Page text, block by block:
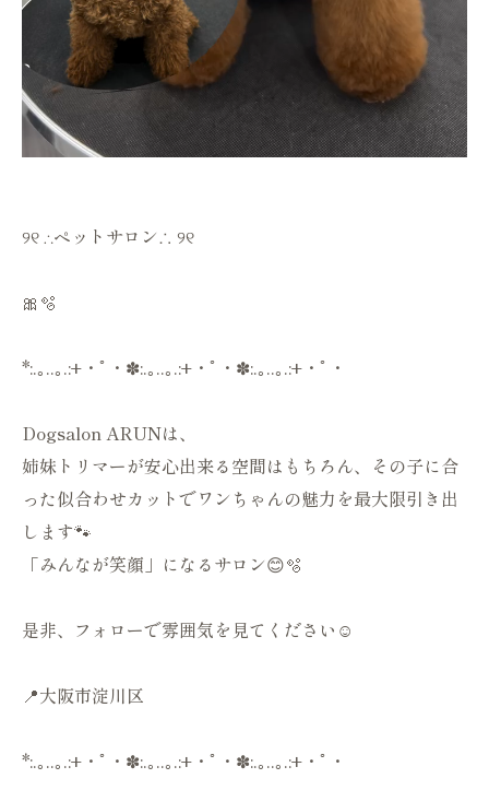
୨୧ ∴ペットサロン∴ ୨୧
🎀🫧
*:.｡..｡.:+・ﾟ・✽:.｡..｡.:+・ﾟ・✽:.｡..｡.:+・ﾟ・
Dogsalon ARUNは、
姉妹トリマーが安心出来る空間はもちろん、その子に合
った似合わせカットでワンちゃんの魅力を最大限引き出
します🐾
「みんなが笑顔」になるサロン😊🫧
是非、フォローで雰囲気を見てください☺️
📍大阪市淀川区
*:.｡..｡.:+・ﾟ・✽:.｡..｡.:+・ﾟ・✽:.｡..｡.:+・ﾟ・